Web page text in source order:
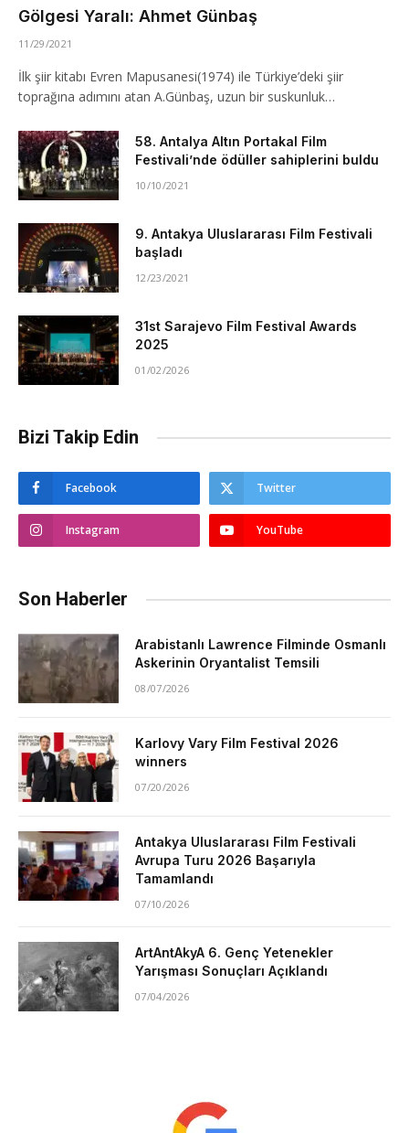
Gölgesi Yaralı: Ahmet Günbaş
11/29/2021
İlk şiir kitabı Evren Mapusanesi(1974) ile Türkiye’deki şiir
toprağına adımını atan A.Günbaş, uzun bir suskunluk…
58. Antalya Altın Portakal Film
Festivali’nde ödüller sahiplerini buldu
10/10/2021
9. Antakya Uluslararası Film Festivali
başladı
12/23/2021
31st Sarajevo Film Festival Awards
2025
01/02/2026
Bizi Takip Edin
Facebook Twitter
Instagram YouTube
Son Haberler
Arabistanlı Lawrence Filminde Osmanlı
Askerinin Oryantalist Temsili
08/07/2026
Karlovy Vary Film Festival 2026
winners
07/20/2026
Antakya Uluslararası Film Festivali
Avrupa Turu 2026 Başarıyla
Tamamlandı
07/10/2026
ArtAntAkyA 6. Genç Yetenekler
Yarışması Sonuçları Açıklandı
07/04/2026